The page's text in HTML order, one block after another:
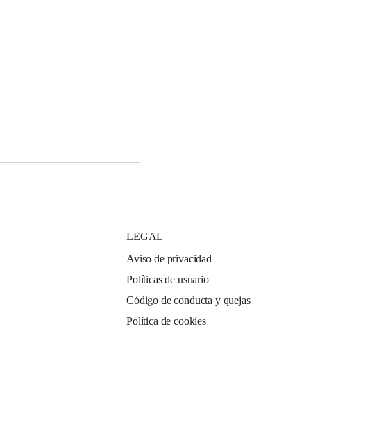
LEGAL
Aviso de privacidad
Políticas de usuario
Código de conducta y quejas
Política de cookies